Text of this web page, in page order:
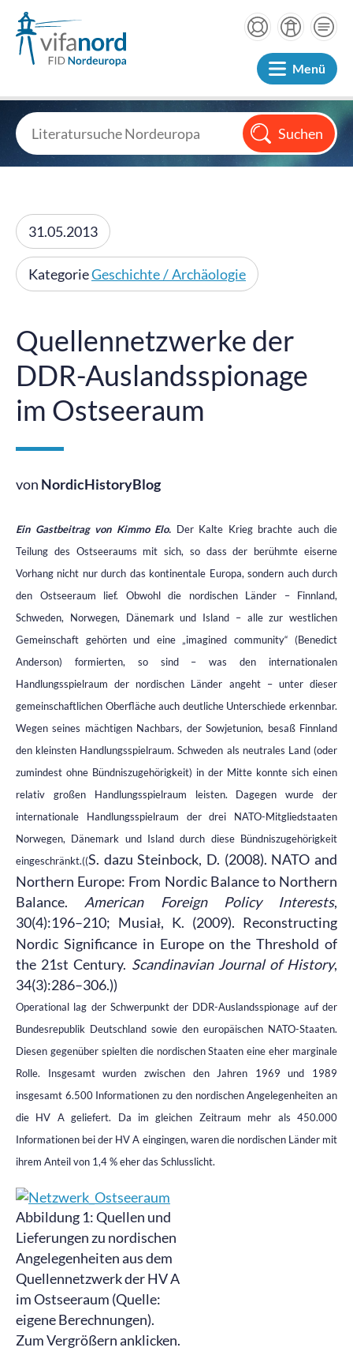
Menü
31.05.2013
KategorieGeschichte / Archäologie
Quellennetzwerke der
DDR-Auslandsspionage
im Ostseeraum
von NordicHistoryBlog
Ein Gastbeitrag von Kimmo Elo. Der Kalte Krieg brachte auch die
Teilung des Ostseeraums mit sich, so dass der berühmte eiserne
Vorhang nicht nur durch das kontinentale Europa, sondern auch durch
den Ostseeraum lief. Obwohl die nordischen Länder – Finnland,
Schweden, Norwegen, Dänemark und Island – alle zur westlichen
Gemeinschaft gehörten und eine „imagined community“ (Benedict
Anderson) formierten, so sind – was den internationalen
Handlungsspielraum der nordischen Länder angeht – unter dieser
gemeinschaftlichen Oberfläche auch deutliche Unterschiede erkennbar.
Wegen seines mächtigen Nachbars, der Sowjetunion, besaß Finnland
den kleinsten Handlungsspielraum. Schweden als neutrales Land (oder
zumindest ohne Bündniszugehörigkeit) in der Mitte konnte sich einen
relativ großen Handlungsspielraum leisten. Dagegen wurde der
internationale Handlungsspielraum der drei NATO-Mitgliedstaaten
Norwegen, Dänemark und Island durch diese Bündniszugehörigkeit
eingeschränkt.((S. dazu Steinbock, D. (2008). NATO and
Northern Europe: From Nordic Balance to Northern
Balance. American Foreign Policy Interests,
30(4):196–210; Musiał, K. (2009). Reconstructing
Nordic Significance in Europe on the Threshold of
the 21st Century. Scandinavian Journal of History,
34(3):286–306.))
Operational lag der Schwerpunkt der DDR-Auslandsspionage auf der
Bundesrepublik Deutschland sowie den europäischen NATO-Staaten.
Diesen gegenüber spielten die nordischen Staaten eine eher marginale
Rolle. Insgesamt wurden zwischen den Jahren 1969 und 1989
insgesamt 6.500 Informationen zu den nordischen Angelegenheiten an
die HV A geliefert. Da im gleichen Zeitraum mehr als 450.000
Informationen bei der HV A eingingen, waren die nordischen Länder mit
ihrem Anteil von 1,4 % eher das Schlusslicht.
Abbildung 1: Quellen und
Lieferungen zu nordischen
Angelegenheiten aus dem
Quellennetzwerk der HV A
im Ostseeraum (Quelle:
eigene Berechnungen).
Zum Vergrößern anklicken.